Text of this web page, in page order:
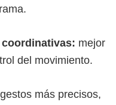
coordinativas: mejor
del movimiento.
gestos más precisos,